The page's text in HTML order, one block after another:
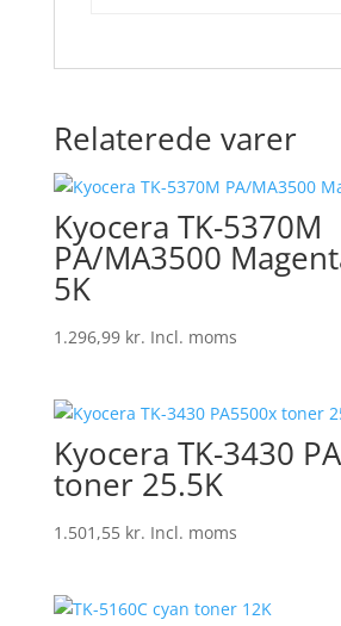
Relaterede varer
Kyocera TK-5370M
PA/MA3500
5K
1.296,99 kr. Incl. moms
Kyocera TK-3430
toner 25.5K
1.501,55 kr. Incl. moms